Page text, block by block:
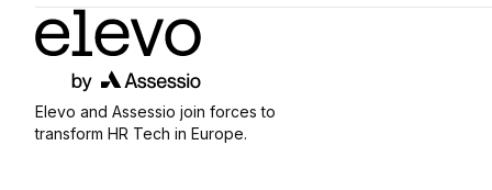
Elevo and Assessio join forces to
transform HR Tech in Europe.